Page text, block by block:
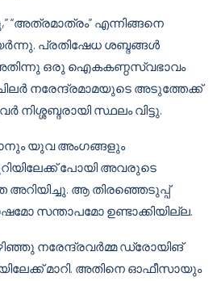
“അത്രമാത്രം” എന്നിങ്ങനെ
പ്രതിഷേധ ശബ്ദങ്ങൾ
ഒരു ഐകകണ്ഠസ്വഭാവം
നരേന്ദ്രമാമയുടെ അടുത്തേക്ക്
നിശ്ശബ്ദരായി സ്ഥലം വിട്ടു.
യുവ അംഗങ്ങളും
പോയി അവരുടെ
അറിയിച്ചു. ആ തിരഞ്ഞെടുപ്പ്
സന്താപമോ ഉണ്ടാക്കിയില്ല.
നരേന്ദ്രവർമ്മ ഡ്രോയിങ്
മാറി. അതിനെ ഓഫീസായും